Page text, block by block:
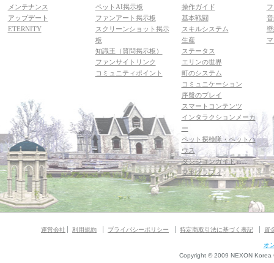
メンテナンス
アップデート
ETERNITY
ペットAI掲示板
ファンアート掲示板
スクリーンショット掲示
板
知識王（質問掲示板）
ファンサイトリンク
コミュニティポイント
操作ガイド
基本戦闘
スキルシステム
生産
ステータス
エリンの世界
町のシステム
コミュニケーション
序盤のプレイ
スマートコンテンツ
インタラクションメーカ
ー
ペット探検隊・ペットハ
ウス
ダンジョンガイド
マギグラフィ
運営会社 利用規約 プライバシーポリシー 特定商取引法に基づく表記 資
オ
Copyright © 2009 NEXON Korea